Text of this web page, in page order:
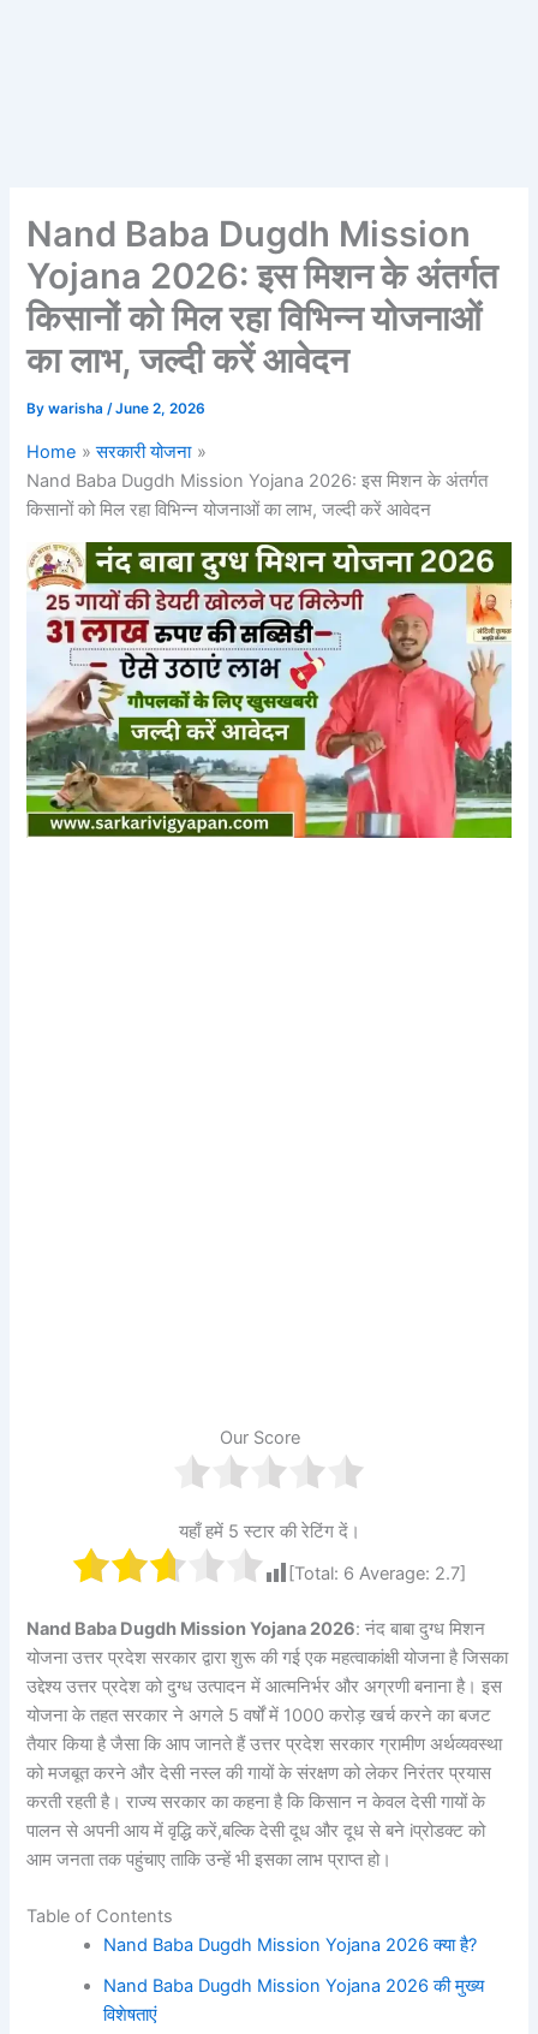
Nand Baba Dugdh Mission
Yojana 2026: इस मिशन के अंतर्गत
किसानों को मिल रहा विभिन्न योजनाओं
का लाभ, जल्दी करें आवेदन
Bywarisha/June 2, 2026
Home
सरकारी योजना
Nand Baba Dugdh Mission Yojana 2026: इस मिशन के अंतर्गत
किसानों को मिल रहा विभिन्न योजनाओं का लाभ, जल्दी करें आवेदन
Our Score
यहाँ हमें 5 स्टार की रेटिंग दें।
[Total: 6 Average: 2.7]
Nand Baba Dugdh Mission Yojana 2026: नंद बाबा दुग्ध मिशन
योजना उत्तर प्रदेश सरकार द्वारा शुरू की गई एक महत्वाकांक्षी योजना है जिसका
उद्देश्य उत्तर प्रदेश को दुग्ध उत्पादन में आत्मनिर्भर और अग्रणी बनाना है। इस
योजना के तहत सरकार ने अगले 5 वर्षों में 1000 करोड़ खर्च करने का बजट
तैयार किया है जैसा कि आप जानते हैं उत्तर प्रदेश सरकार ग्रामीण अर्थव्यवस्था
को मजबूत करने और देसी नस्ल की गायों के संरक्षण को लेकर निरंतर प्रयास
करती रहती है। राज्य सरकार का कहना है कि किसान न केवल देसी गायों के
पालन से अपनी आय में वृद्धि करें,बल्कि देसी दूध और दूध से बने iप्रोडक्ट को
आम जनता तक पहुंचाए ताकि उन्हें भी इसका लाभ प्राप्त हो।
Table of Contents
Nand Baba Dugdh Mission Yojana 2026 क्या है?
Nand Baba Dugdh Mission Yojana 2026 की मुख्य
विशेषताएं